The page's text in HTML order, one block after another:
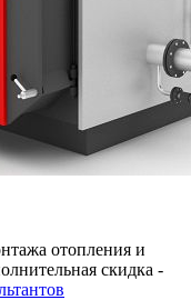
отопления и
скидка -